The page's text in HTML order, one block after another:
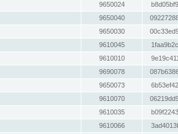
9650024
9650040
9650030
9610045
9610010
9690078
9650073
9610070
9610035
9610066